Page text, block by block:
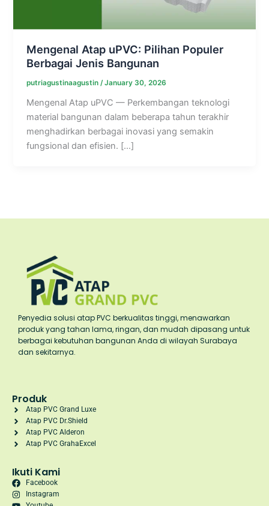
Mengenal Atap uPVC: Pilihan Populer
Berbagai Jenis Bangunan
putriagustinaagustin/January 30, 2026
Mengenal Atap uPVC — Perkembangan teknologi
material bangunan dalam beberapa tahun terakhir
menghadirkan berbagai inovasi yang semakin
fungsional dan efisien. […]
Penyedia solusi atap PVC berkualitas tinggi, menawarkan
produk yang tahan lama, ringan, dan mudah dipasang untuk
berbagai kebutuhan bangunan Anda di wilayah Surabaya
dan sekitarnya.
Produk
Atap PVC Grand Luxe
Atap PVC Dr.Shield
Atap PVC Alderon
Atap PVC GrahaExcel
Ikuti Kami
Facebook
Instagram